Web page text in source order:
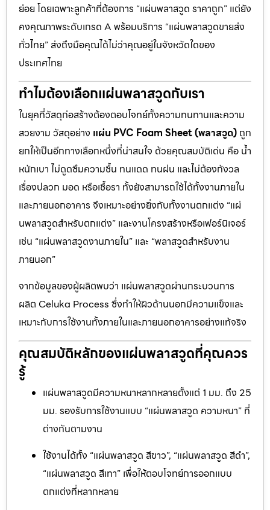
ย่อย โดยเฉพาะลูกค้าที่ต้องการ “แผ่นพลาสวูด ราคาถูก” แต่ยัง
คงคุณภาพระดับเกรด A พร้อมบริการ “แผ่นพลาสวูดขายส่ง
ทั่วไทย” ส่งถึงมือคุณได้ไม่ว่าคุณอยู่ในจังหวัดใดของ
ประเทศไทย
ทำไมต้องเลือกแผ่นพลาสวูดกับเรา
ในยุคที่วัสดุก่อสร้างต้องตอบโจทย์ทั้งความทนทานและความ
สวยงาม วัสดุอย่าง แผ่น PVC Foam Sheet (พลาสวูด) ถูก
ยกให้เป็นอีกทางเลือกหนึ่งที่น่าสนใจ ด้วยคุณสมบัติเด่น คือ น้ำ
หนักเบา ไม่ดูดซึมความชื้น ทนแดด ทนฝน และไม่ต้องกังวล
เรื่องปลวก มอด หรือเชื้อรา ทั้งยังสามารถใช้ได้ทั้งงานภายใน
และภายนอกอาคาร จึงเหมาะอย่างยิ่งกับทั้งงานตกแต่ง “แผ่
นพลาสวูดสำหรับตกแต่ง” และงานโครงสร้างหรือเฟอร์นิเจอร์
เช่น “แผ่นพลาสวูดงานภายใน” และ “พลาสวูดสำหรับงาน
ภายนอก”
จากข้อมูลของผู้ผลิตพบว่า แผ่นพลาสวูดผ่านกระบวนการ
ผลิต Celuka Process ซึ่งทำให้ผิวด้านนอกมีความแข็งและ
เหมาะกับการใช้งานทั้งภายในและภายนอกอาคารอย่างแท้จริง
คุณสมบัติหลักของแผ่นพลาสวูดที่คุณควร
รู้
แผ่นพลาสวูดมีความหนาหลากหลายตั้งแต่ 1 มม. ถึง 25
มม. รองรับการใช้งานแบบ “แผ่นพลาสวูด ความหนา” ที่
ต่างกันตามงาน
ใช้งานได้ทั้ง “แผ่นพลาสวูด สีขาว”, “แผ่นพลาสวูด สีดำ”,
“แผ่นพลาสวูด สีเทา” เพื่อให้ตอบโจทย์การออกแบบ
ตกแต่งที่หลากหลาย